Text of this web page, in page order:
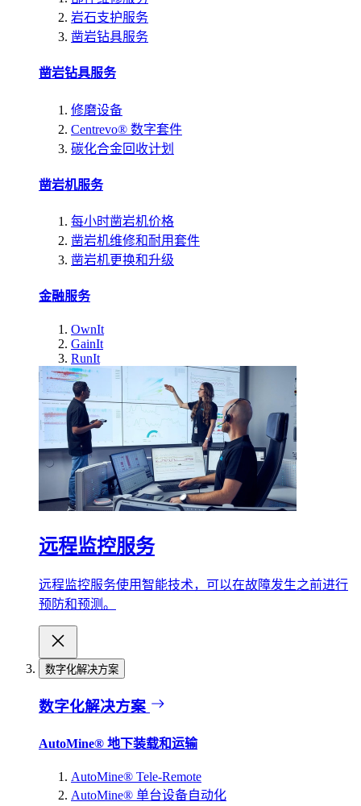
岩石支护服务
凿岩钻具服务
凿岩钻具服务
修磨设备
Centrevo® 数字套件
碳化合金回收计划
凿岩机服务
每小时凿岩机价格
凿岩机维修和耐用套件
凿岩机更换和升级
金融服务
OwnIt
GainIt
RunIt
远程监控服务
远程监控服务使用智能技术，可以在故障发生之前进行
预防和预测。
数字化解决方案
数字化解决方案
AutoMine® 地下装载和运输
AutoMine® Tele-Remote
AutoMine® 单台设备自动化